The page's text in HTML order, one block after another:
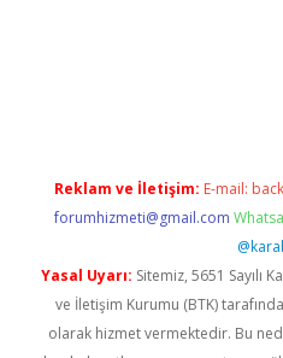
Reklam ve İletişim: E-mail:
forumhizmeti@gmail.com
Yasal Uyarı: Sitemiz, 5651 Sayılı
ve İletişim Kurumu (BTK)
olarak hizmet vermektedir. Bu